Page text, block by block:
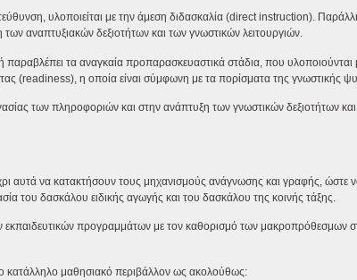
υλοποιείται με την άμεση διδασκαλία (direct instruction).
αναπτυξιακών δεξιοτήτων και των γνωστικών λειτουργιών.
τα αναγκαία προπαρασκευαστικά στάδια, που υλοποιούνται
(readiness), η οποία είναι σύμφωνη με τα πορίσματα της γνωστικής
των πληροφοριών και στην ανάπτυξη των γνωστικών δεξιοτήτων και
αυτά να κατακτήσουν τους μηχανισμούς ανάγνωσης και γραφής, ώστε
του δασκάλου ειδικής αγωγής και του δασκάλου της κοινής τάξης.
προγραμμάτων με τον καθορισμό των μακροπρόθεσμων
κατάλληλο μαθησιακό περιβάλλον ως ακολούθως: